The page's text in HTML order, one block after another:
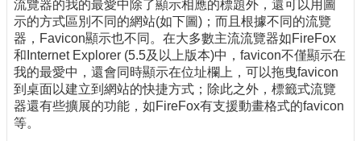
關
於
我
們
出
版
刊
流覽器的我的最愛中除了顯示相應的標題外，還可以用圖
示的方式區別不同的網站(如下圖)；而且根據不同的流覽
器，Favicon顯示也不同。在大多數主流流覽器如FireFox
和Internet Explorer (5.5及以上版本)中，favicon不僅顯示在
我的最愛中，還會同時顯示在位址欄上，可以拖曳favicon
到桌面以建立到網站的快捷方式；除此之外，標籤式流覽
器還有些擴展的功能，如FireFox有支援動畫格式的favicon
等。